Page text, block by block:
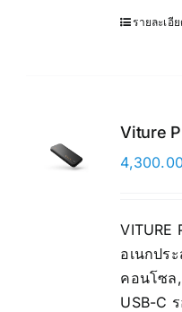
รายละเอี
Viture
VITURE
อเนกปร
คอนโซล
USB-C